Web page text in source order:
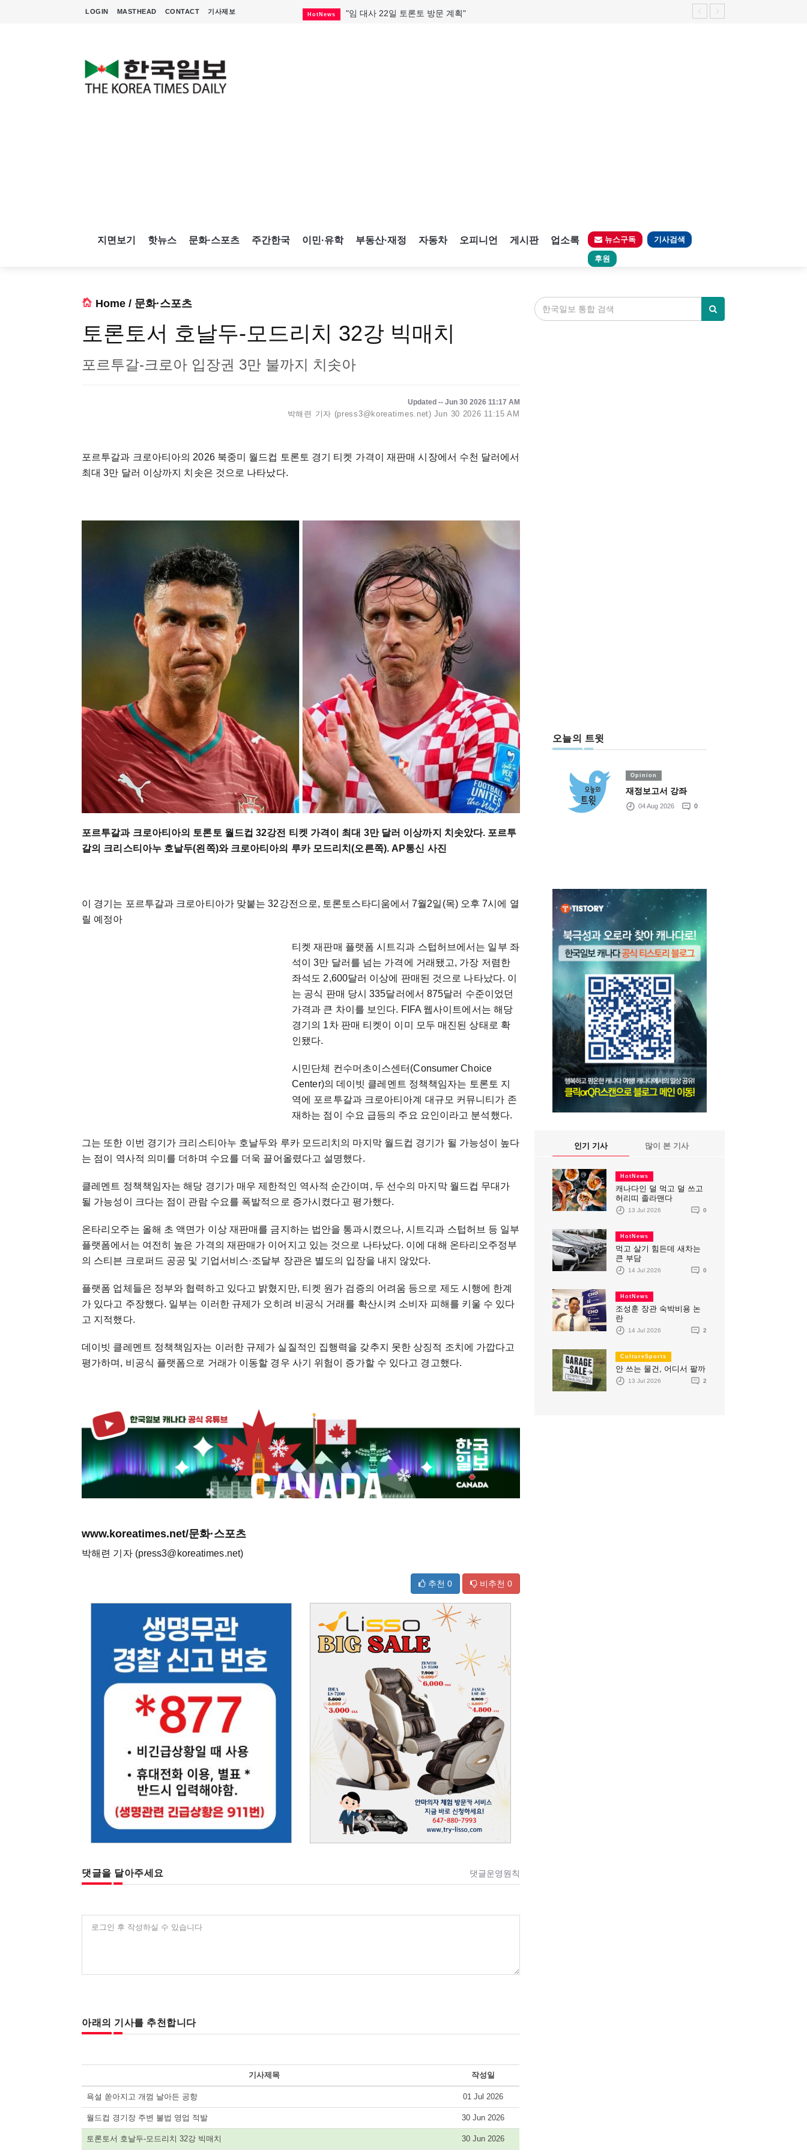
LOGIN MASTHEAD CONTACT 기사제보 HotNews "임 대사 22일 토론토 방문 계획"
지면보기 핫뉴스 문화·스포츠 주간한국 이민·유학 부동산·재정 자동차 오피니언 게시판 업소록 뉴스구독 기사검색
후원
Home / 문화·스포츠
토론토서 호날두-모드리치 32강 빅매치
포르투갈-크로아 입장권 3만 불까지 치솟아
Updated -- Jun 30 2026 11:17 AM
박해련 기자 (press3@koreatimes.net) Jun 30 2026 11:15 AM
포르투갈과 크로아티아의 2026 북중미 월드컵 토론토 경기 티켓 가격이 재판매 시장에서 수천 달러에서
최대 3만 달러 이상까지 치솟은 것으로 나타났다.
포르투갈과 크로아티아의 토론토 월드컵 32강전 티켓 가격이 최대 3만 달러 이상까지 치솟았다. 포르투
갈의 크리스티아누 호날두(왼쪽)와 크로아티아의 루카 모드리치(오른쪽). AP통신 사진
이 경기는 포르투갈과 크로아티아가 맞붙는 32강전으로, 토론토스타디움에서 7월2일(목) 오후 7시에 열
릴 예정아
티켓 재판매 플랫폼 시트긱과 스텁허브에서는 일부 좌
석이 3만 달러를 넘는 가격에 거래됐고, 가장 저렴한
좌석도 2,600달러 이상에 판매된 것으로 나타났다. 이
는 공식 판매 당시 335달러에서 875달러 수준이었던
가격과 큰 차이를 보인다. FIFA 웹사이트에서는 해당
경기의 1차 판매 티켓이 이미 모두 매진된 상태로 확
인됐다.
시민단체 컨수머초이스센터(Consumer Choice
Center)의 데이빗 클레멘트 정책책임자는 토론토 지
역에 포르투갈과 크로아티아계 대규모 커뮤니티가 존
재하는 점이 수요 급등의 주요 요인이라고 분석했다.
그는 또한 이번 경기가 크리스티아누 호날두와 루카 모드리치의 마지막 월드컵 경기가 될 가능성이 높다
는 점이 역사적 의미를 더하며 수요를 더욱 끌어올렸다고 설명했다.
클레멘트 정책책임자는 해당 경기가 매우 제한적인 역사적 순간이며, 두 선수의 마지막 월드컵 무대가
될 가능성이 크다는 점이 관람 수요를 폭발적으로 증가시켰다고 평가했다.
온타리오주는 올해 초 액면가 이상 재판매를 금지하는 법안을 통과시켰으나, 시트긱과 스텁허브 등 일부
플랫폼에서는 여전히 높은 가격의 재판매가 이어지고 있는 것으로 나타났다. 이에 대해 온타리오주정부
의 스티븐 크로퍼드 공공 및 기업서비스·조달부 장관은 별도의 입장을 내지 않았다.
플랫폼 업체들은 정부와 협력하고 있다고 밝혔지만, 티켓 원가 검증의 어려움 등으로 제도 시행에 한계
가 있다고 주장했다. 일부는 이러한 규제가 오히려 비공식 거래를 확산시켜 소비자 피해를 키울 수 있다
고 지적했다.
데이빗 클레멘트 정책책임자는 이러한 규제가 실질적인 집행력을 갖추지 못한 상징적 조치에 가깝다고
평가하며, 비공식 플랫폼으로 거래가 이동할 경우 사기 위험이 증가할 수 있다고 경고했다.
www.koreatimes.net/문화·스포츠
박해련 기자 (press3@koreatimes.net)
추천 0 비추천 0
댓글을 달아주세요 댓글운영원칙
로그인 후 작성하실 수 있습니다
아래의 기사를 추천합니다
기사제목 작성일
욕설 쏟아지고 개껌 날아든 공항 01 Jul 2026
월드컵 경기장 주변 불법 영업 적발 30 Jun 2026
토론토서 호날두-모드리치 32강 빅매치 30 Jun 2026
오늘의 트윗
Opinion
재정보고서 강좌
04 Aug 2026 0
인기 기사 많이 본 기사
HotNews
캐나다인 덜 먹고 덜 쓰고
허리띠 졸라맨다
13 Jul 2026 0
HotNews
먹고 살기 힘든데 새차는
큰 부담
14 Jul 2026 0
HotNews
조성훈 장관 숙박비용 논
란
14 Jul 2026 2
CultureSports
안 쓰는 물건, 어디서 팔까
13 Jul 2026 2